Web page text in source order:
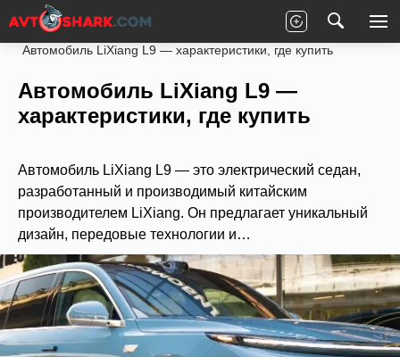
Главная Статьи
Новости партнеров
Автомобиль LiXiang L9 — характеристики, где купить
Автомобиль LiXiang L9 —
характеристики, где купить
Автомобиль LiXiang L9 — это электрический седан,
разработанный и производимый китайским
производителем LiXiang. Он предлагает уникальный
дизайн, передовые технологии и…